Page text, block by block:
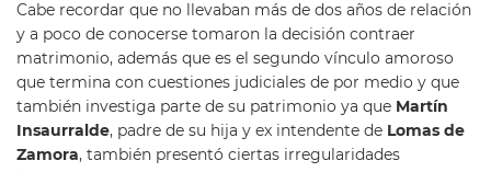
Cabe recordar que no llevaban más de dos años de relación
y a poco de conocerse tomaron la decisión contraer
matrimonio, además que es el segundo vínculo amoroso
que termina con cuestiones judiciales de por medio y que
también investiga parte de su patrimonio ya que Martín
Insaurralde, padre de su hija y ex intendente de Lomas de
Zamora, también presentó ciertas irregularidades